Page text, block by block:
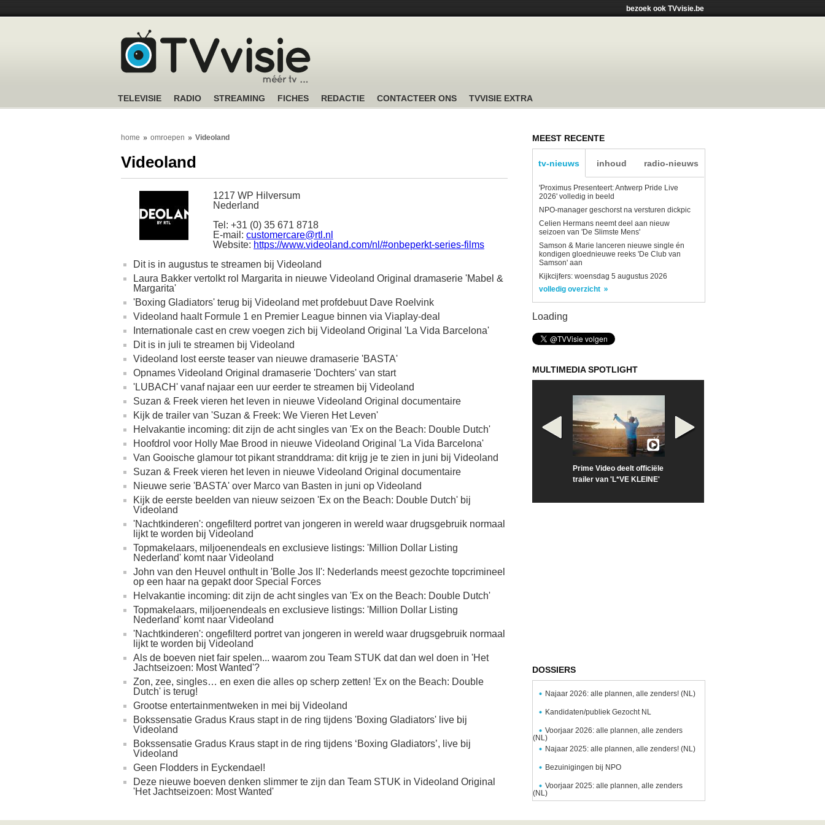
bezoek ook TVvisie.be
TELEVISIE RADIO STREAMING FICHES REDACTIE CONTACTEER ONS TVVISIE EXTRA
home omroepen Videoland
Videoland
1217 WP Hilversum
Nederland
Tel: +31 (0) 35 671 8718
E-mail: customercare@rtl.nl
Website: https://www.videoland.com/nl/#onbeperkt-series-films
Dit is in augustus te streamen bij Videoland
Laura Bakker vertolkt rol Margarita in nieuwe Videoland Original dramaserie 'Mabel &
Margarita'
'Boxing Gladiators' terug bij Videoland met profdebuut Dave Roelvink
Videoland haalt Formule 1 en Premier League binnen via Viaplay-deal
Internationale cast en crew voegen zich bij Videoland Original 'La Vida Barcelona'
Dit is in juli te streamen bij Videoland
Videoland lost eerste teaser van nieuwe dramaserie 'BASTA'
Opnames Videoland Original dramaserie 'Dochters' van start
'LUBACH' vanaf najaar een uur eerder te streamen bij Videoland
Suzan & Freek vieren het leven in nieuwe Videoland Original documentaire
Kijk de trailer van 'Suzan & Freek: We Vieren Het Leven'
Helvakantie incoming: dit zijn de acht singles van 'Ex on the Beach: Double Dutch'
Hoofdrol voor Holly Mae Brood in nieuwe Videoland Original 'La Vida Barcelona'
Van Gooische glamour tot pikant stranddrama: dit krijg je te zien in juni bij Videoland
Suzan & Freek vieren het leven in nieuwe Videoland Original documentaire
Nieuwe serie 'BASTA' over Marco van Basten in juni op Videoland
Kijk de eerste beelden van nieuw seizoen 'Ex on the Beach: Double Dutch' bij
Videoland
'Nachtkinderen': ongefilterd portret van jongeren in wereld waar drugsgebruik normaal
lijkt te worden bij Videoland
Topmakelaars, miljoenendeals en exclusieve listings: 'Million Dollar Listing
Nederland' komt naar Videoland​
John van den Heuvel onthult in 'Bolle Jos II': Nederlands meest gezochte topcrimineel
op een haar na gepakt door Special Forces
Helvakantie incoming: dit zijn de acht singles van 'Ex on the Beach: Double Dutch'
Topmakelaars, miljoenendeals en exclusieve listings: 'Million Dollar Listing
Nederland' komt naar Videoland​
'Nachtkinderen': ongefilterd portret van jongeren in wereld waar drugsgebruik normaal
lijkt te worden bij Videoland
Als de boeven niet fair spelen... waarom zou Team STUK dat dan wel doen in 'Het
Jachtseizoen: Most Wanted'?
Zon, zee, singles… en exen die alles op scherp zetten! 'Ex on the Beach: Double
Dutch' is terug!
Grootse entertainmentweken in mei bij Videoland​
Bokssensatie Gradus Kraus stapt in de ring tijdens 'Boxing Gladiators' live bij
Videoland
Bokssensatie Gradus Kraus stapt in de ring tijdens ‘Boxing Gladiators’, live bij
Videoland
Geen Flodders in Eyckendael!
Deze nieuwe boeven denken slimmer te zijn dan Team STUK in Videoland Original
'Het Jachtseizoen: Most Wanted'
MEEST RECENTE
tv-nieuws inhoud radio-nieuws
'Proximus Presenteert: Antwerp Pride Live
2026' volledig in beeld
NPO-manager geschorst na versturen dickpic
Celien Hermans neemt deel aan nieuw
seizoen van 'De Slimste Mens'
Samson & Marie lanceren nieuwe single én
kondigen gloednieuwe reeks 'De Club van
Samson' aan
Kijkcijfers: woensdag 5 augustus 2026
volledig overzicht
Loading
MULTIMEDIA SPOTLIGHT
Prime Video deelt officiële
trailer van 'L*VE KLEINE'
DOSSIERS
Najaar 2026: alle plannen, alle zenders! (NL)
Kandidaten/publiek Gezocht NL
Voorjaar 2026: alle plannen, alle zenders
(NL)
Najaar 2025: alle plannen, alle zenders! (NL)
Bezuinigingen bij NPO
Voorjaar 2025: alle plannen, alle zenders
(NL)